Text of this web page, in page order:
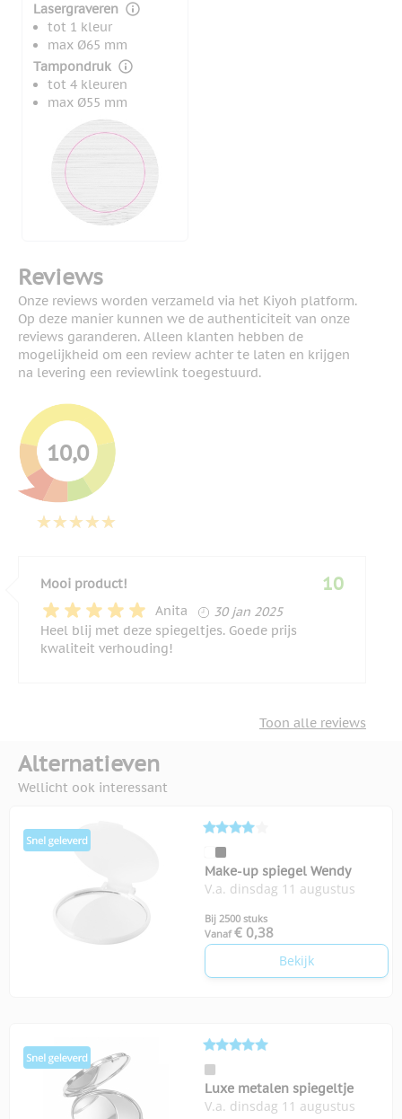
Lasergraveren
tot 1 kleur
max Ø65 mm
Tampondruk
tot 4 kleuren
max Ø55 mm
Reviews
Onze reviews worden verzameld via het Kiyoh platform.
Op deze manier kunnen we de authenticiteit van onze
reviews garanderen. Alleen klanten hebben de
mogelijkheid om een review achter te laten en krijgen
na levering een reviewlink toegestuurd.
10,0
Mooi product!
Anita
30 januari 2025
30 jan 2025
10
Heel blij met deze spiegeltjes. Goede prijs
kwaliteit verhouding!
Toon alle reviews
Alternatieven
Wellicht ook interessant
Make-up spiegel Wendy
V.a. dinsdag 11 augustus
Bij 2500 stuks
Vanaf € 0,38
Bekijk
Luxe metalen spiegeltje
V.a. dinsdag 11 augustus